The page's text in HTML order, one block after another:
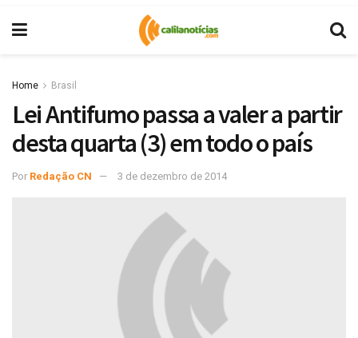
Home Brasil
Lei Antifumo passa a valer a partir
desta quarta (3) em todo o país
Por Redação CN 3 de dezembro de 2014